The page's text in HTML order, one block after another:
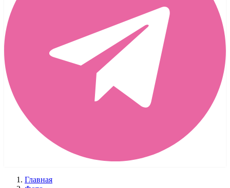
Главная